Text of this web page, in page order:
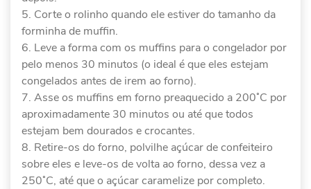
Corte o rolinho quando ele estiver do tamanho da
forminha de muffin.
Leve a forma com os muffins para o congelador por
pelo menos 30 minutos (o ideal é que eles estejam
congelados antes de irem ao forno).
Asse os muffins em forno preaquecido a 200˚C por
aproximadamente 30 minutos ou até que todos
estejam bem dourados e crocantes.
Retire-os do forno, polvilhe açúcar de confeiteiro
sobre eles e leve-os de volta ao forno, dessa vez a
250˚C, até que o açúcar caramelize por completo.